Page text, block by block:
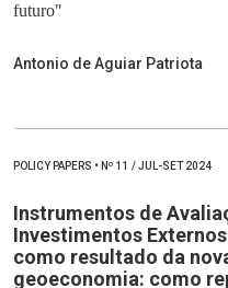
futuro"
Antonio de Aguiar Patriota
POLICY PAPERS • Nº 11 / JUL-SET 2024
Instrumentos de
Investimentos
como resultado da
geoeconomia: como